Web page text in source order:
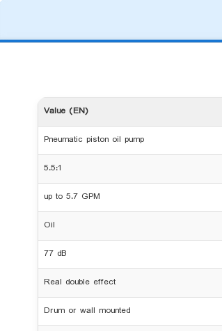
Value (EN)
Pneumatic piston oil pump
5.5:1
up to 5.7 GPM
Oil
77 dB
Real double effect
Drum or wall mounted